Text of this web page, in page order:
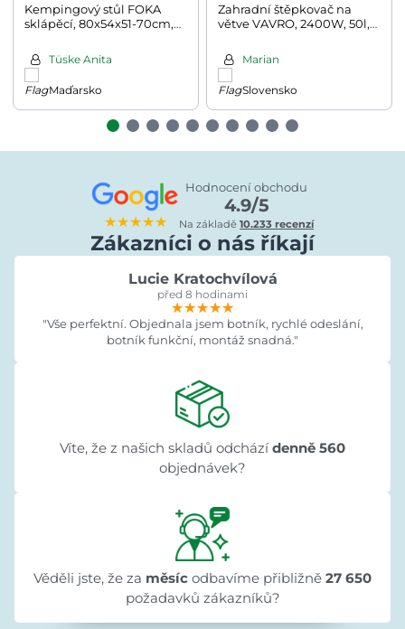
Kempingový stůl FOKA
sklápěcí, 80x54x51-70cm,
Tüske Anita
Maďarsko
Zahradní štěpkovač na
větve VAVRO, 2400W, 50l,
Marian
Slovensko
★★★★★
Hodnocení obchodu
4.9/5
Na základě10.233 recenzí
Zákazníci o nás říkají
Lucie Kratochvílová
před 8 hodinami
★★★★★
★★★★★
★★★★★
"Vše perfektní. Objednala jsem botník, rychlé odeslání,
botník funkční, montáž snadná."
Víte, že z našich skladů odchází denně 560
objednávek?
Věděli jste, že za měsíc odbavíme přibližně 27 650
požadavků zákazníků?